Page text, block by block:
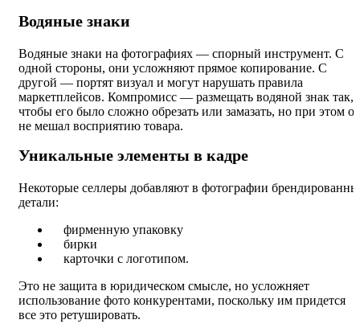
Водяные знаки
Водяные знаки на фотографиях — спорный инструмент. С
одной стороны, они усложняют прямое копирование. С
другой — портят визуал и могут нарушать правила
маркетплейсов. Компромисс — размещать водяной знак так,
чтобы его было сложно обрезать или замазать, но при этом
не мешал восприятию товара.
Уникальные элементы в кадре
Некоторые селлеры добавляют в фотографии
детали:
фирменную упаковку
бирки
карточки с логотипом.
Это не защита в юридическом смысле, но усложняет
использование фото конкурентами, поскольку им придется
все это ретушировать.